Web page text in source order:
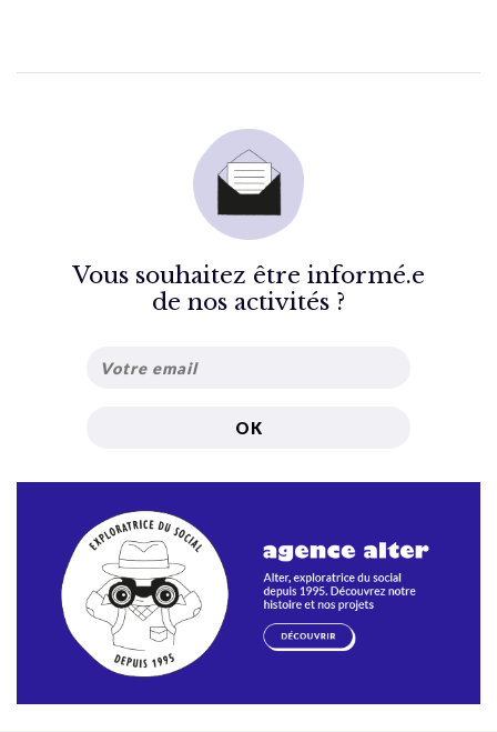
Vous souhaitez être informé.e
de nos activités ?